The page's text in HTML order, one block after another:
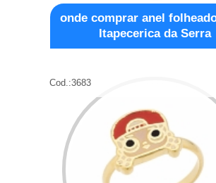
onde comprar anel
Itapecerica da Serra
Cod.:3683